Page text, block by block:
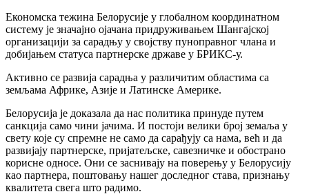
Економска тежина Белорусије у глобалном координатном
систему је значајно ојачана придруживањем Шангајској
организацији за сарадњу у својству пуноправног члана и
добијањем статуса партнерске државе у БРИКС-у.
Активно се развија сарадња у различитим областима са
земљама Африке, Азије и Латинске Америке.
Белорусија је доказала да нас политика принуде путем
санкција само чини јачима. И постоји велики број земаља у
свету које су спремне не само да сарађују са нама, већ и да
развијају партнерске, пријатељске, савезничке и обострано
корисне односе. Они се заснивају на поверењу у Белорусију
као партнера, поштовању нашег доследног става, признању
квалитета свега што радимо.